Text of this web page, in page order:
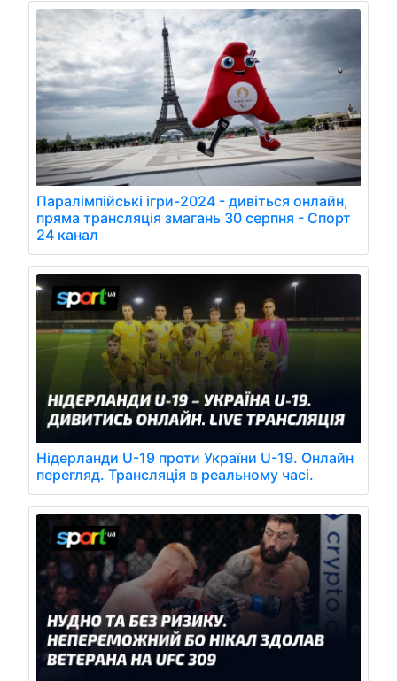
Паралімпійські ігри-2024 - дивіться онлайн,
пряма трансляція змагань 30 серпня - Спорт
24 канал
Нідерланди U-19 проти України U-19. Онлайн
перегляд. Трансляція в реальному часі.